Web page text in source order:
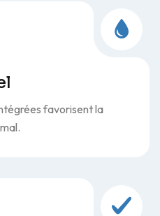
favorisent la